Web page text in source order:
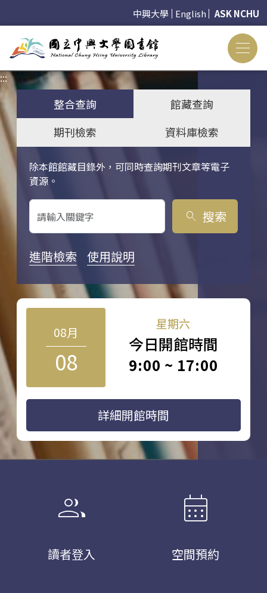
中興大學 English ASK NCHU
:::
整合查詢
館藏查詢
期刊檢索
資料庫檢索
除本館館藏目錄外，可同時查詢期刊文章等電子
資源。
關鍵字搜尋
search 搜索
進階檢索 使用說明
08月
08
星期六
今日開館時間
9:00 ~ 17:00
詳細開館時間
group
讀者登入
calendar_month
空間預約